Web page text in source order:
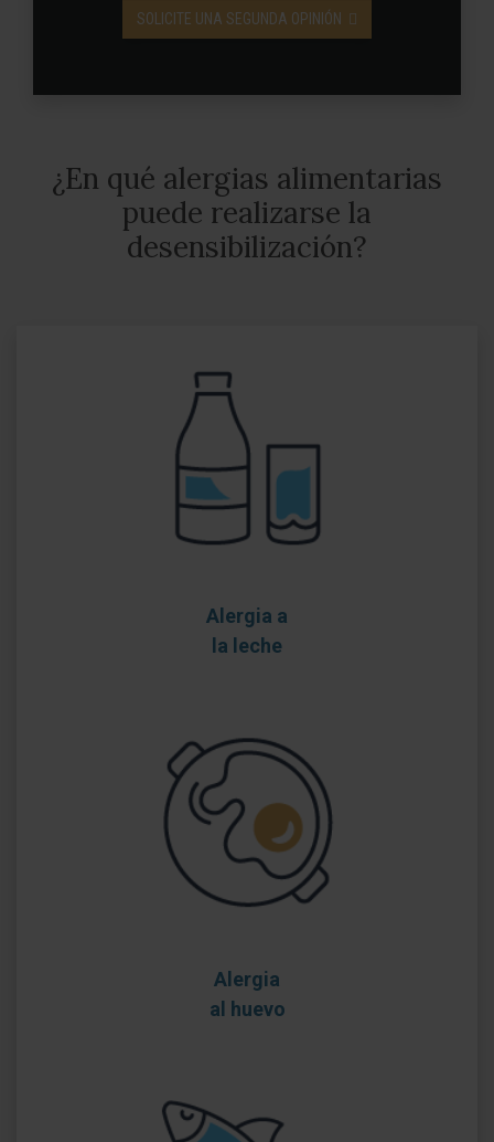
SOLICITE UNA SEGUNDA OPINIÓN
¿En qué alergias alimentarias
puede realizarse la
desensibilización?
Alergia a
la leche
Alergia
al huevo